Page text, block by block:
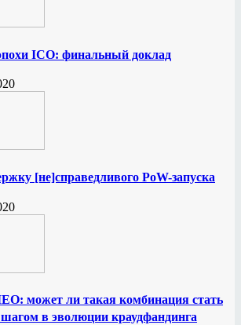
ICO: финальный доклад
[не]справедливого PoW-запуска
может ли такая комбинация стать
в эволюции краудфандинга